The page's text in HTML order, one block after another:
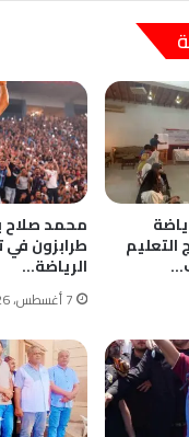
التعليم
محمد صلاح
طرابزون في
الرياضة…
7 أغسطس، 2026